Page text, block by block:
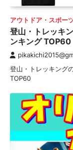
アウトドア・スポー
登山・トレッキ
ンキング TOP60
登山・トレッキング
TOP60